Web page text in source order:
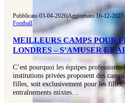
Pubblicato 03-04-2026|Aggiornato 16-12-2025
Football
MEILLEURS CAMPS POUR
LONDRES – S’AMUSER ET
C’est pourquoi les équipes
institutions privées proposent des
filles, soit exclusivement pour les filles,
entraînements mixtes…